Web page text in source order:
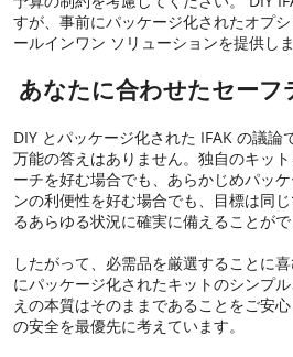
すが、事前にパッケージ化されたオプ
ールインワン ソリューションを提供しま
あなたに合わせたセーフ
DIY とパッケージ化された IFAK の議論
万能の答えはありません。独自のキッ
ーチを好む場合でも、あらかじめパッ
ンの利便性を好む場合でも、目標は同
るあらゆる状況に確実に備えることがで
したがって、必需品を厳選することに
にパッケージ化されたキットのシンプ
えの本質はそのままであることをご安
の安全を最優先に考えています。